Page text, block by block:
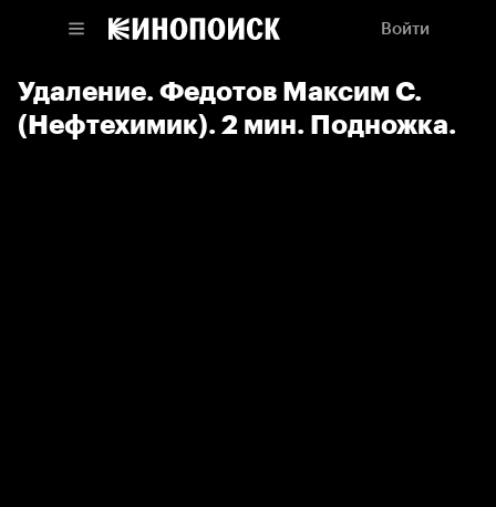
Войти
Удаление. Федотов Максим С.
(Нефтехимик). 2 мин. Подножка.